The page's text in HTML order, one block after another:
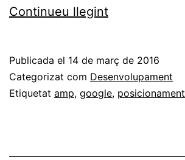
Continueu llegintBreu
AMP
(Accelerated
la
Publicada el 14 de març de 2016
Categorizat com Desenvolupament
Etiquetat amp, google, posicionament